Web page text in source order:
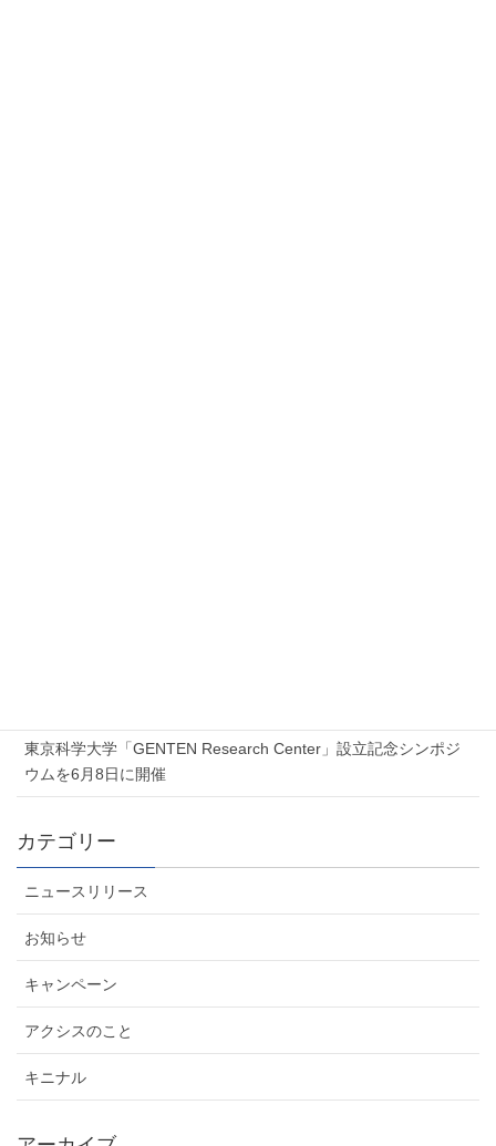
東京科学大学「GENTEN Research Center」設立記念シンポジ
ウムを6月8日に開催
カテゴリー
ニュースリリース
お知らせ
キャンペーン
アクシスのこと
キニナル